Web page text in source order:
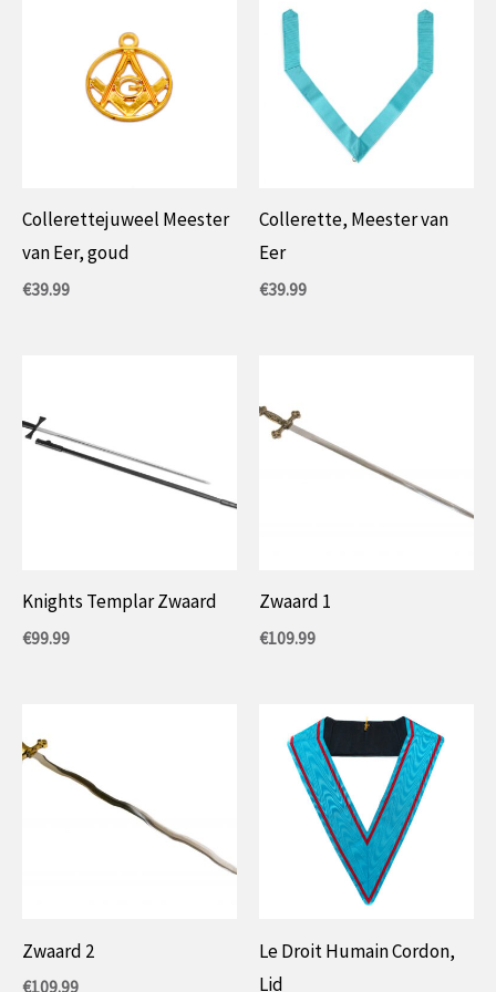
Collerettejuweel Meester
van Eer, goud
€39.99
Collerette, Meester van
Eer
€39.99
Knights Templar Zwaard
€99.99
Zwaard 1
€109.99
Zwaard 2
€109.99
Le Droit Humain Cordon,
Lid